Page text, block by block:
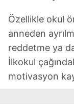
Özellikle okul
anneden
reddetme ya
İlkokul
motivasyon